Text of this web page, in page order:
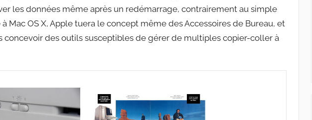
les données même après un redémarrage, contrairement au simple
Mac OS X, Apple tuera le concept même des Accessoires de Bureau, et
concevoir des outils susceptibles de gérer de multiples copier-coller à